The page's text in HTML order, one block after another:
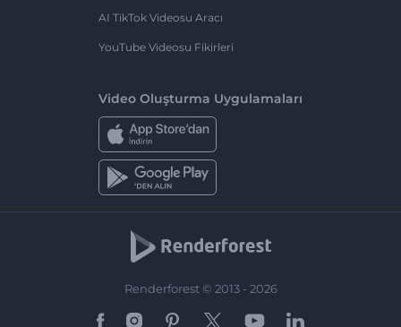
AI TikTok Videosu Aracı
YouTube Videosu Fikirleri
Video Oluşturma Uygulamaları
Renderforest © 2013 - 2026